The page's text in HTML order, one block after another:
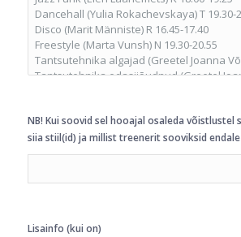
NB! Kui soovid sel hooajal osaleda
siia stiil(id) ja millist treenerit sooviksid
Lisainfo (kui on)